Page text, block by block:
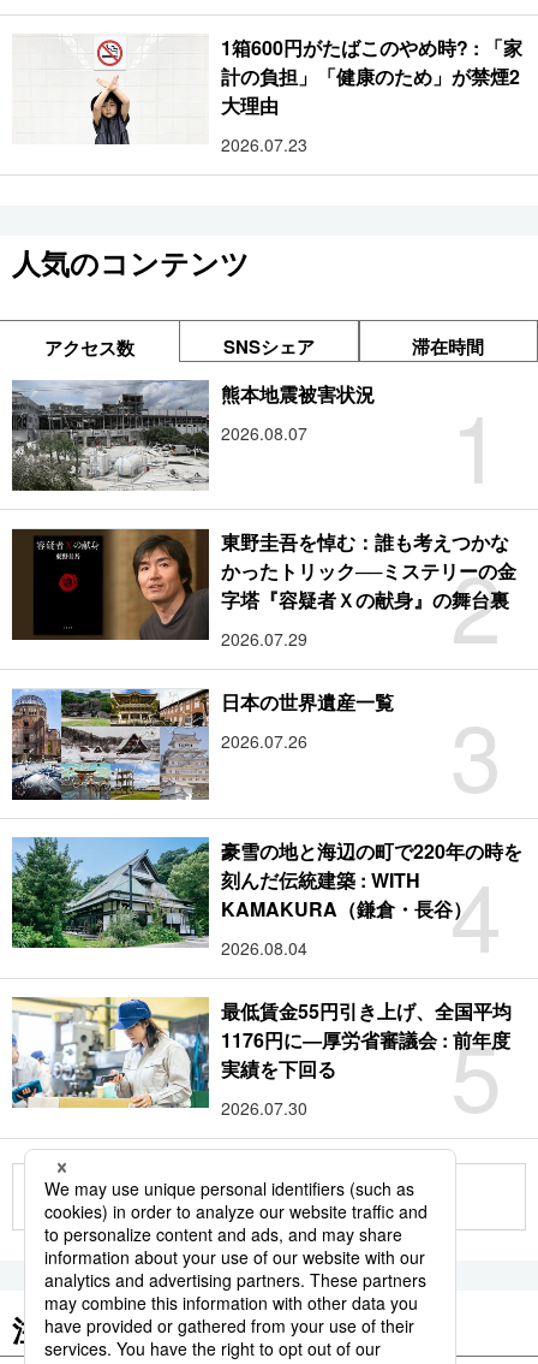
1箱600円がたばこのやめ時? : 「家
計の負担」「健康のため」が禁煙2
大理由
2026.07.23
人気のコンテンツ
アクセス数 SNSシェア 滞在時間
1
熊本地震被害状況
2026.08.07
2
東野圭吾を悼む：誰も考えつかな
かったトリック──ミステリーの金
字塔『容疑者Ｘの献身』の舞台裏
2026.07.29
3
日本の世界遺産一覧
2026.07.26
4
豪雪の地と海辺の町で220年の時を
刻んだ伝統建築 : WITH
KAMAKURA（鎌倉・長谷）
2026.08.04
5
最低賃金55円引き上げ、全国平均
1176円に―厚労省審議会 : 前年度
実績を下回る
2026.07.30
もっと見る
注目のキーワード